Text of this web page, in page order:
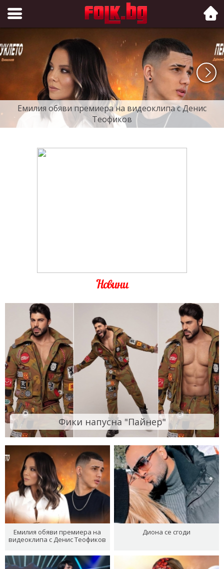
Folk.bg
Емилия обяви премиера на видеоклипа с Денис
Теофиков
Новини
Фики напусна "Пайнер"
Емилия обяви премиера на
видеоклипа с Денис Теофиков
Диона се сгоди